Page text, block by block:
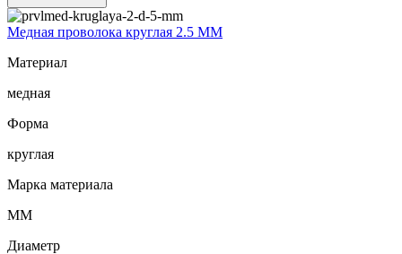
Медная проволока круглая 2.5 ММ
Материал
медная
Форма
круглая
Марка материала
ММ
Диаметр